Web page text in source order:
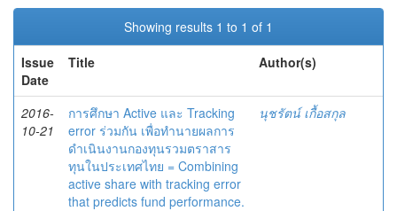
Showing results 1 to 1 of 1
Issue
Date
Title Author(s)
2016-
10-21
การศึกษา Active และ Tracking
error ร่วมกัน เพื่อทำนายผลการ
ดำเนินงานกองทุนรวมตราสาร
ทุนในประเทศไทย = Combining
active share with tracking error
that predicts fund performance.
นุชรัตน์ เกื้อสกุล